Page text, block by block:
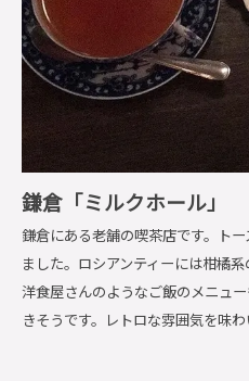
鎌倉「ミルクホール」
鎌倉にある老舗の喫茶店です。ト
ました。ロシアンティーには柑橘
洋食屋さんのようなご飯のメニュ
きそうです。レトロな雰囲気を味わ